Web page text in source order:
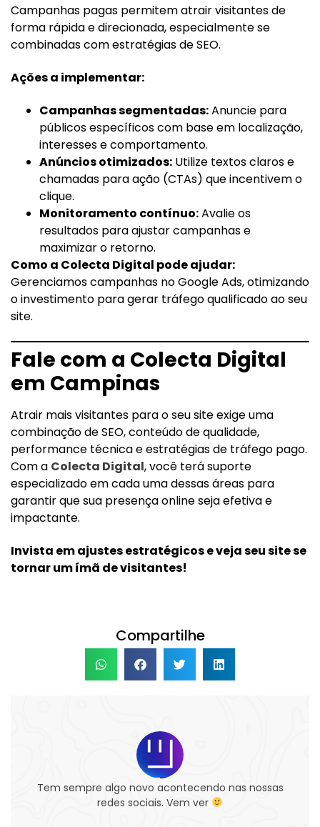
Campanhas pagas permitem atrair visitantes de
forma rápida e direcionada, especialmente se
combinadas com estratégias de SEO.
Ações a implementar:
Campanhas segmentadas:Anuncie para
públicos específicos com base em localização,
interesses e comportamento.
Anúncios otimizados: Utilize textos claros e
chamadas para ação (CTAs) que incentivem o
clique.
Monitoramento contínuo:Avalie os
resultados para ajustar campanhas e
maximizar o retorno.
Como a Colecta Digital pode ajudar:
Gerenciamos campanhas no Google Ads, otimizando
o investimento para gerar tráfego qualificado ao seu
site.
Fale com a Colecta Digital
em Campinas
Atrair mais visitantes para o seu site exige uma
combinação de SEO, conteúdo de qualidade,
performance técnica e estratégias de tráfego pago.
Com a Colecta Digital, você terá suporte
especializado em cada uma dessas áreas para
garantir que sua presença online seja efetiva e
impactante.
Invista em ajustes estratégicos e veja seu site se
tornar um ímã de visitantes!
Compartilhe
Tem sempre algo novo acontecendo nas nossas
redes sociais. Vem ver